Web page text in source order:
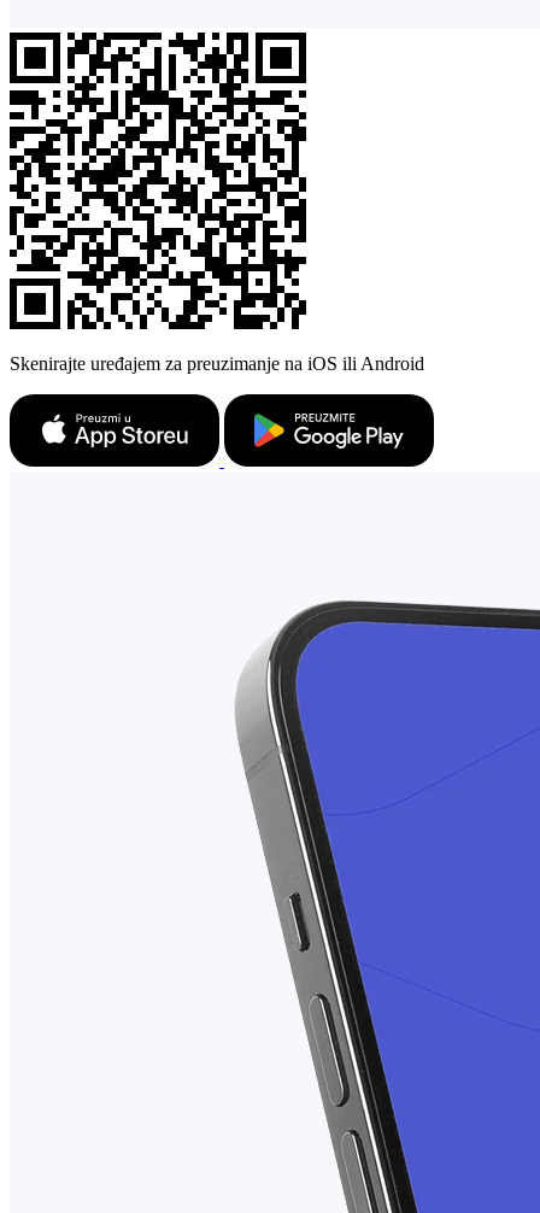
Skenirajte uređajem za preuzimanje na iOS ili Android